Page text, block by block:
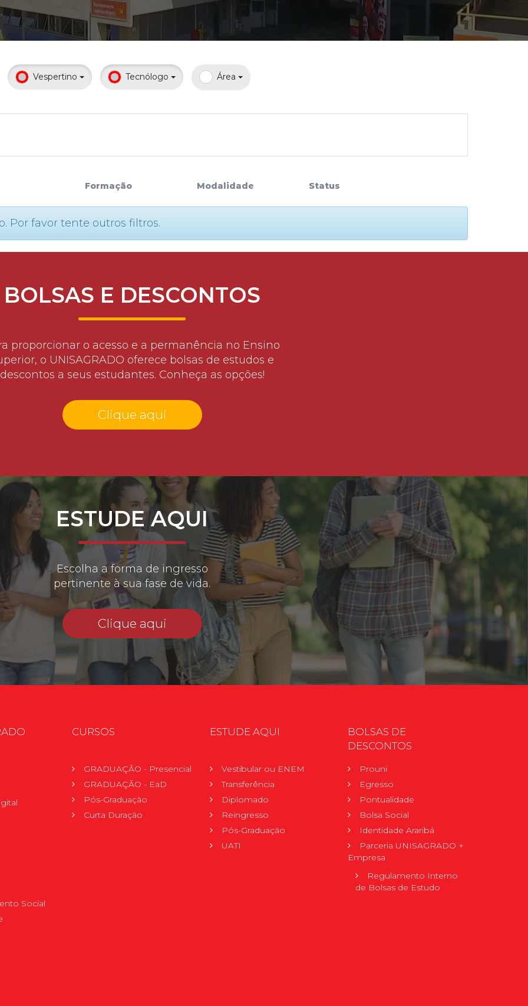
Calendário acadêmico
Internacionalização
Vespertino Tecnólogo Área
Formação Modalidade Status
Por favor tente outros filtros.
BOLSAS E DESCONTOS
proporcionar o acesso e a permanência no Ensino
o UNISAGRADO oferece bolsas de estudos e
descontos a seus estudantes. Conheça as opções!
Clique aqui
ESTUDE AQUI
Escolha a forma de ingresso
pertinente à sua fase de vida.
Clique aqui
Social
CURSOS
GRADUAÇÃO - Presencial
GRADUAÇÃO - EaD
Pós-Graduação
Curta Duração
ESTUDE AQUI
Vestibular ou ENEM
Transferência
Diplomado
Reingresso
Pós-Graduação
UATI
BOLSAS DE
DESCONTOS
Prouni
Egresso
Pontualidade
Bolsa Social
Identidade Araribá
Parceria UNISAGRADO +
Empresa
Regulamento Interno
de Bolsas de Estudo